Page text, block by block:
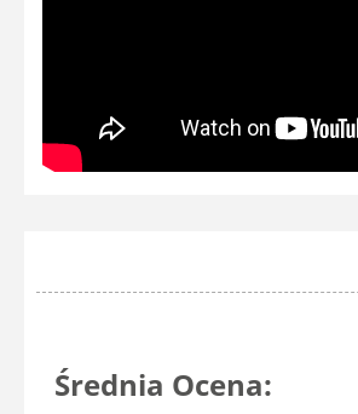
Średnia Ocena: